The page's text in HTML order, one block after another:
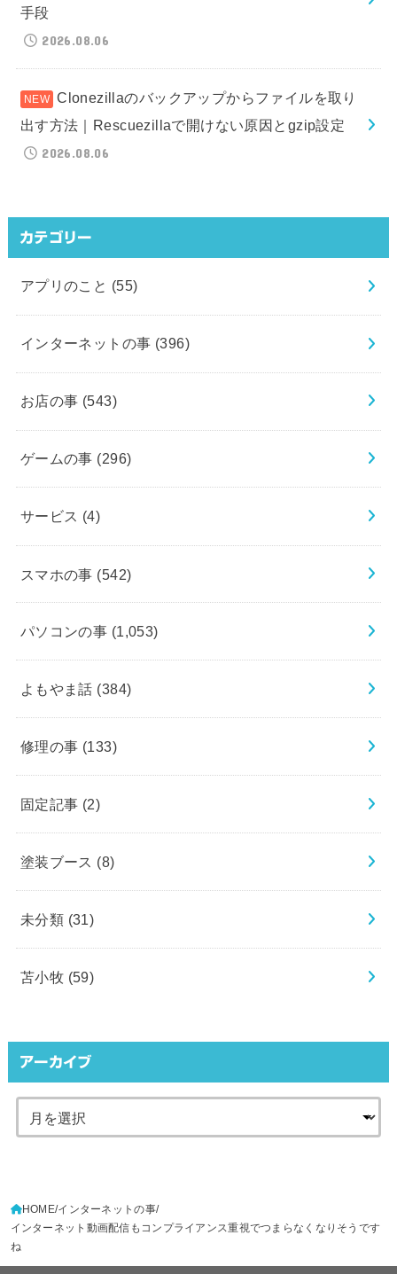
手段
2026.08.06
Clonezillaのバックアップからファイルを取り
出す方法｜Rescuezillaで開けない原因とgzip設定
2026.08.06
カテゴリー
アプリのこと (55)
インターネットの事 (396)
お店の事 (543)
ゲームの事 (296)
サービス (4)
スマホの事 (542)
パソコンの事 (1,053)
よもやま話 (384)
修理の事 (133)
固定記事 (2)
塗装ブース (8)
未分類 (31)
苫小牧 (59)
アーカイブ
HOME インターネットの事
インターネット動画配信もコンプライアンス重視でつまらなくなりそうです
ね